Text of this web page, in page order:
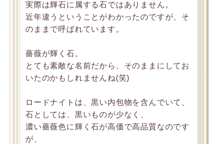
実際は輝石に属する石ではありません。
近年違うということがわかったのですが、そ
のままで呼ばれています。
薔薇が輝く石。
とても素敵な名前だから、そのままにしてお
いたのかもしれませんね(笑)
ロードナイトは、黒い内包物を含んでいて、
石としては、黒いものが少なく、
濃い薔薇色に輝く石が高価で高品質なのです
が、